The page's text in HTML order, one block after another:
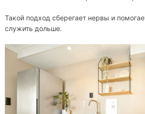
Такой подход сберегает нервы и
служить дольше.